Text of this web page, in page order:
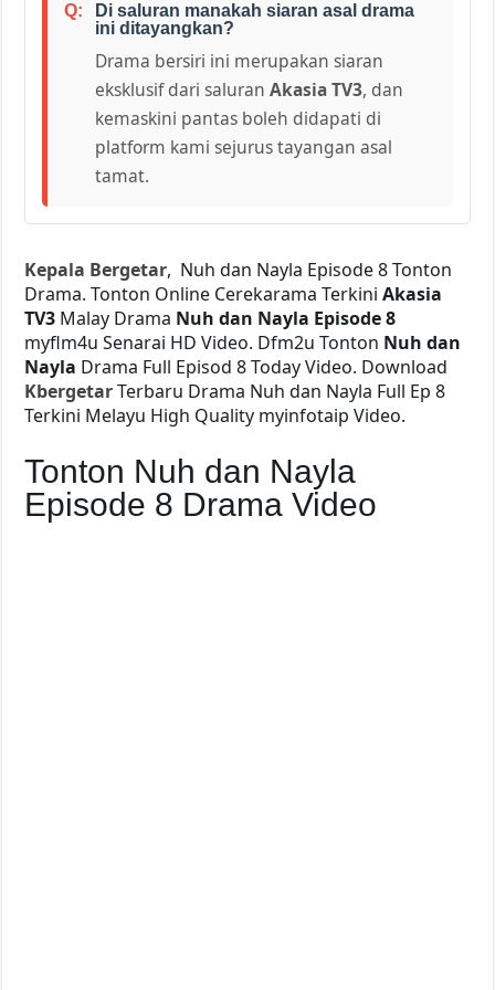
Di saluran manakah siaran asal drama
ini ditayangkan?
Drama bersiri ini merupakan siaran
eksklusif dari saluranAkasia TV3, dan
kemaskini pantas boleh didapati di
platform kami sejurus tayangan asal
tamat.
Kepala Bergetar, Nuh dan Nayla Episode 8 Tonton
Drama. Tonton Online Cerekarama TerkiniAkasia
TV3 Malay Drama Nuh dan Nayla Episode 8
myflm4u Senarai HD Video. Dfm2u Tonton Nuh dan
Nayla Drama Full Episod 8 Today Video. Download
KbergetarTerbaru Drama Nuh dan Nayla Full Ep 8
Terkini Melayu High Quality myinfotaip Video.
Tonton Nuh dan Nayla
Episode 8 Drama Video